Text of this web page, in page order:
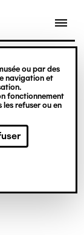
ou par des
navigation et
fonctionnement
les refuser ou en